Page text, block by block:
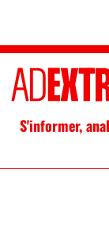
S'informer,